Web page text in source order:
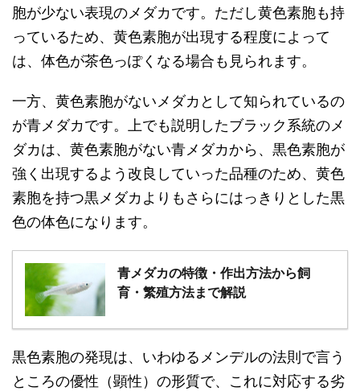
胞が少ない表現のメダカです。ただし黄色素胞も持
っているため、黄色素胞が出現する程度によって
は、体色が茶色っぽくなる場合も見られます。
一方、黄色素胞がないメダカとして知られているの
が青メダカです。上でも説明したブラック系統のメ
ダカは、黄色素胞がない青メダカから、黒色素胞が
強く出現するよう改良していった品種のため、黄色
素胞を持つ黒メダカよりもさらにはっきりとした黒
色の体色になります。
青メダカの特徴・作出方法から飼
育・繁殖方法まで解説
黒色素胞の発現は、いわゆるメンデルの法則で言う
ところの優性（顕性）の形質で、これに対応する劣